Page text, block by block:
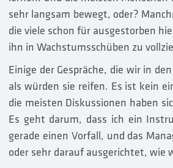
sehr langsam bewegt, oder?
die viele schon für ausgestorben
ihn in Wachstumsschüben zu
Einige der Gespräche, die wir in
als würden sie reifen. Es ist kein
die meisten Diskussionen haben
Es geht darum, dass ich ein
gerade einen Vorfall, und das
oder sehr darauf ausgerichtet, wie